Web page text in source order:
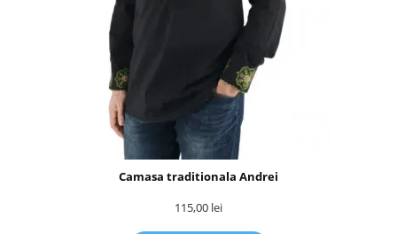
Camasa traditionala Andrei
115,00 lei